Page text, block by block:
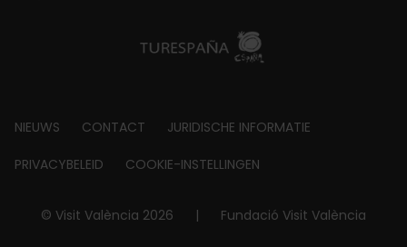
Footer
about
NIEUWS CONTACT JURIDISCHE INFORMATIE
PRIVACYBELEID COOKIE-INSTELLINGEN
© Visit València 2026 | Fundació Visit València